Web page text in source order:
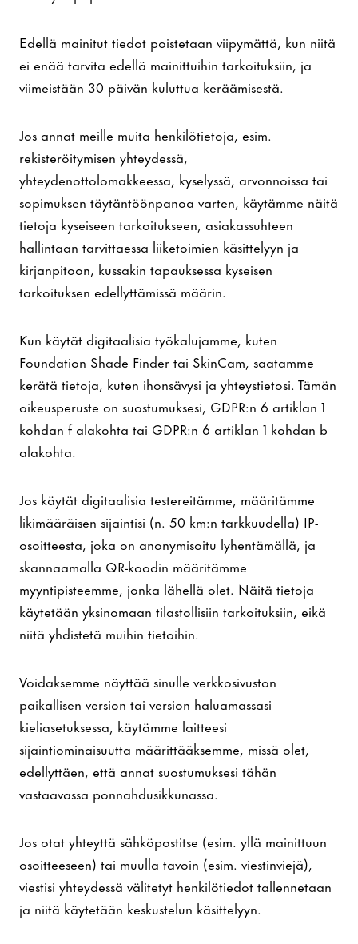
Edellä mainitut tiedot poistetaan viipymättä, kun niitä
ei enää tarvita edellä mainittuihin tarkoituksiin, ja
viimeistään 30 päivän kuluttua keräämisestä.
Jos annat meille muita henkilötietoja, esim.
rekisteröitymisen yhteydessä,
yhteydenottolomakkeessa, kyselyssä, arvonnoissa tai
sopimuksen täytäntöönpanoa varten, käytämme näitä
tietoja kyseiseen tarkoitukseen, asiakassuhteen
hallintaan tarvittaessa liiketoimien käsittelyyn ja
kirjanpitoon, kussakin tapauksessa kyseisen
tarkoituksen edellyttämissä määrin.
Kun käytät digitaalisia työkalujamme, kuten
Foundation Shade Finder tai SkinCam, saatamme
kerätä tietoja, kuten ihonsävysi ja yhteystietosi. Tämän
oikeusperuste on suostumuksesi, GDPR:n 6 artiklan 1
kohdan f alakohta tai GDPR:n 6 artiklan 1 kohdan b
alakohta.
Jos käytät digitaalisia testereitämme, määritämme
likimääräisen sijaintisi (n. 50 km:n tarkkuudella) IP-
osoitteesta, joka on anonymisoitu lyhentämällä, ja
skannaamalla QR-koodin määritämme
myyntipisteemme, jonka lähellä olet. Näitä tietoja
käytetään yksinomaan tilastollisiin tarkoituksiin, eikä
niitä yhdistetä muihin tietoihin.
Voidaksemme näyttää sinulle verkkosivuston
paikallisen version tai version haluamassasi
kieliasetuksessa, käytämme laitteesi
sijaintiominaisuutta määrittääksemme, missä olet,
edellyttäen, että annat suostumuksesi tähän
vastaavassa ponnahdusikkunassa.
Jos otat yhteyttä sähköpostitse (esim. yllä mainittuun
osoitteeseen) tai muulla tavoin (esim. viestinviejä),
viestisi yhteydessä välitetyt henkilötiedot tallennetaan
ja niitä käytetään keskustelun käsittelyyn.